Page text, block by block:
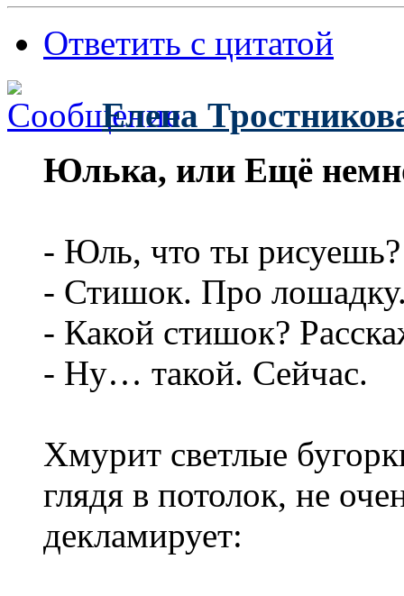
Ответить с цитатой
Елена
Юлька, или Ещё
- Юль, что ты рисуешь?
- Стишок. Про
- Какой стишок?
- Ну… такой. Сейчас.
Хмурит светлые
глядя в потолок, не
декламирует: